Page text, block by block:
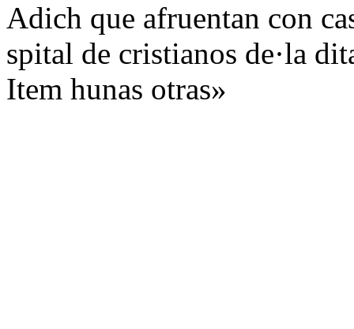
Adich que afruentan con
spital de cristianos de·la
Item hunas otras»